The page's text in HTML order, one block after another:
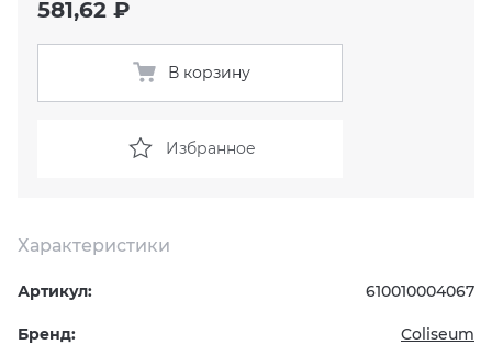
KERAMA MARAZZI
PAMESA
ГРАНИТЕЯ
XLIGHT XTONE URBATEK
XXL Pamesa
СМЕСИТЕЛИ
УНИТАЗЫ И ПИCCУАРЫ
Характеристики
Артикул: 610010004067
Бренд: Coliseum
581,62 ₽
В корзину
Избранное